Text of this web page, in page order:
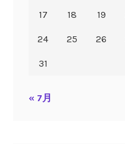
17 18 19
24 25 26
31
« 7月